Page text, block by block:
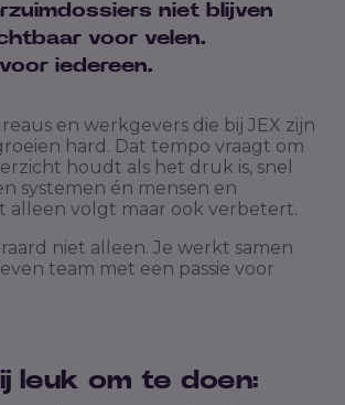
niet blijven
voor velen.
iedereen.
en werkgevers die bij JEX zijn
hard. Dat tempo vraagt om
houdt als het druk is, snel
systemen én mensen en
alleen volgt maar ook verbetert.
niet alleen. Je werkt samen
team met een passie voor
leuk om te doen: